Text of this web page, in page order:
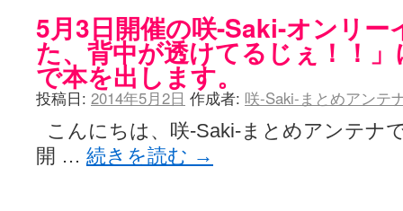
5月3日開催の咲-Saki-オンリー
た、背中が透けてるじぇ！！
で本を出します。
投稿日: 2014年5月2日 作成者: 咲-Saki-まとめアンテ
こんにちは、咲-Saki-まとめアンテナ
開 … 続きを読む →